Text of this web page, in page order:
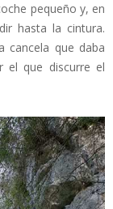
pequeño y, en
hasta la cintura.
cancela que daba
el que discurre el